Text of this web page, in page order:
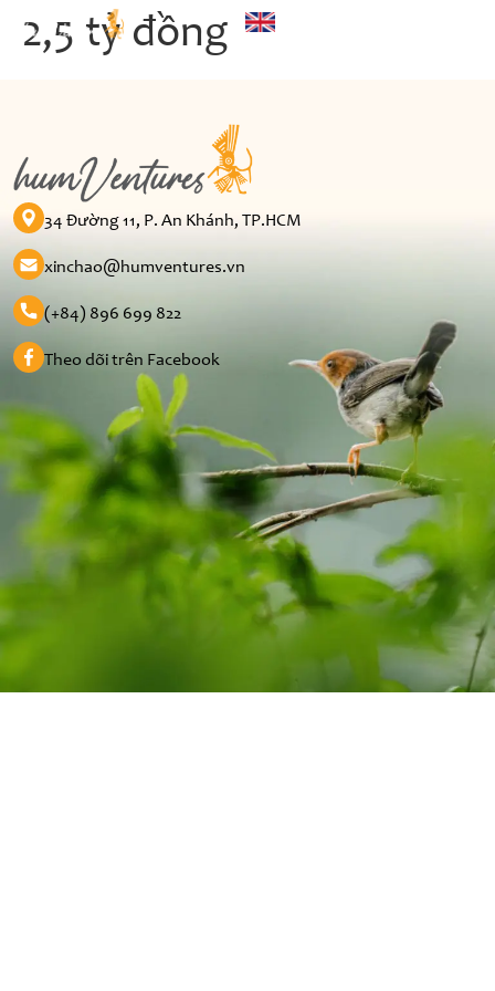
2,5 tỷ đồng
34 Đường 11, P. An Khánh, TP.HCM
xinchao@humventures.vn
(+84) 896 699 822
Theo dõi trên Facebook